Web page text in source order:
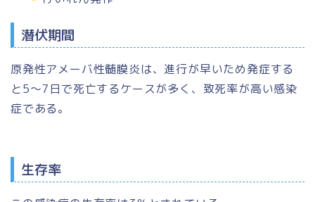
潜伏期間
原発性アメーバ性髄膜炎は、進行が早いため発症する
と5～7日で死亡するケースが多く、致死率が高い感染
症である。
生存率